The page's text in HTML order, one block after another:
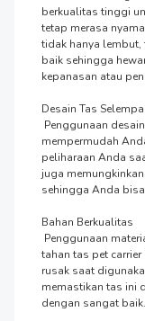
berkualitas tinggi
tetap merasa
tidak hanya
baik sehingga
kepanasan atau
Desain Tas
mempermudah
peliharaan Anda
juga
sehingga Anda
Bahan Berkualitas
tahan tas pet
rusak saat
memastikan tas ini
dengan sangat baik.